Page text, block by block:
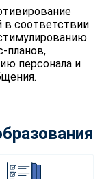
в соответствии
планов,
персонала и